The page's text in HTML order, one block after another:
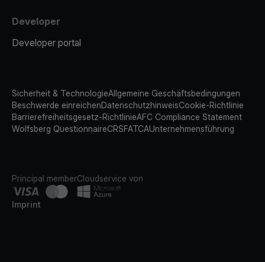
Developer
Developer portal
Sicherheit & TechnologieAllgemeine Geschäftsbedingungen
Beschwerde einreichenDatenschutzhinweisCookie-Richtlinie
Barrierefreiheitsgesetz-RichtlinieAFC Compliance Statement
Wolfsberg QuestionnaireCRSFATCAUnternehmensführung
Principal memberCloudservice von
Imprint